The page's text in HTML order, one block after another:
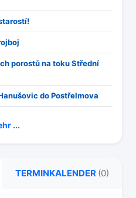
porostů na toku Střední
do Postřelmova
...
TERMINKALENDER (0)